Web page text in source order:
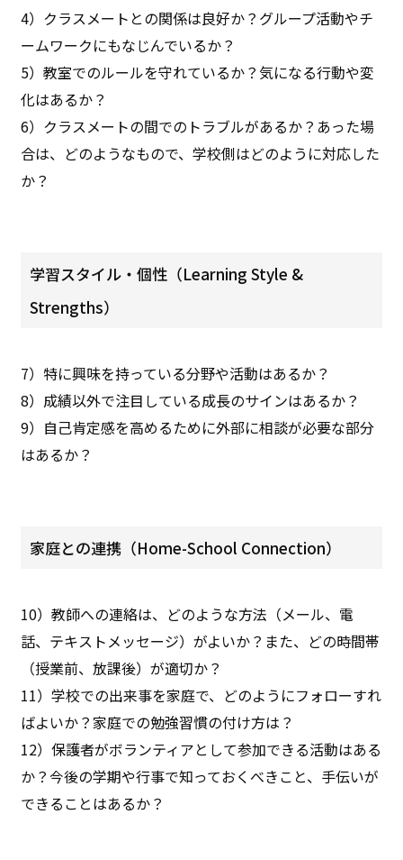
4）クラスメートとの関係は良好か？グループ活動やチ
ームワークにもなじんでいるか？
5）教室でのルールを守れているか？気になる行動や変
化はあるか？
6）クラスメートの間でのトラブルがあるか？あった場
合は、どのようなもので、学校側はどのように対応した
か？
学習スタイル・個性（Learning Style &
Strengths）
7）特に興味を持っている分野や活動はあるか？
8）成績以外で注目している成長のサインはあるか？
9）自己肯定感を高めるために外部に相談が必要な部分
はあるか？
家庭との連携（Home-School Connection）
10）教師への連絡は、どのような方法（メール、電
話、テキストメッセージ）がよいか？また、どの時間帯
（授業前、放課後）が適切か？
11）学校での出来事を家庭で、どのようにフォローすれ
ばよいか？家庭での勉強習慣の付け方は？
12）保護者がボランティアとして参加できる活動はある
か？今後の学期や行事で知っておくべきこと、手伝いが
できることはあるか？